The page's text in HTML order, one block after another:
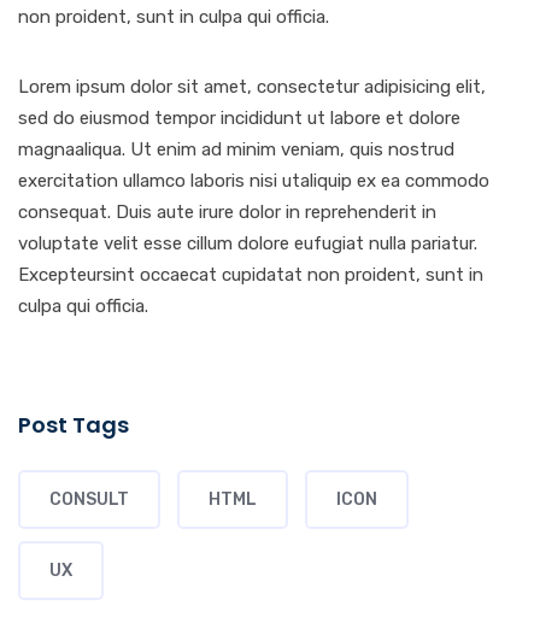
non proident, sunt in culpa qui officia.
Lorem ipsum dolor sit amet, consectetur adipisicing elit,
sed do eiusmod tempor incididunt ut labore et dolore
magnaaliqua. Ut enim ad minim veniam, quis nostrud
exercitation ullamco laboris nisi utaliquip ex ea commodo
consequat. Duis aute irure dolor in reprehenderit in
voluptate velit esse cillum dolore eufugiat nulla pariatur.
Excepteursint occaecat cupidatat non proident, sunt in
culpa qui officia.
Post Tags
CONSULT HTML ICON
UX